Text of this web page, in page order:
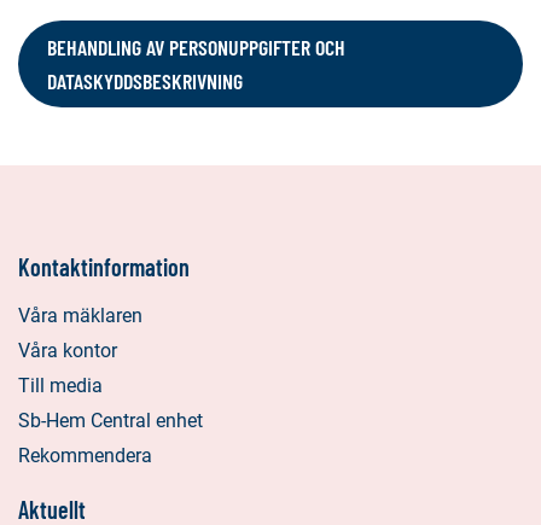
BEHANDLING AV PERSONUPPGIFTER OCH
DATASKYDDSBESKRIVNING
Kontaktinformation
Våra mäklaren
Våra kontor
Till media
Sb-Hem Central enhet
Rekommendera
Aktuellt